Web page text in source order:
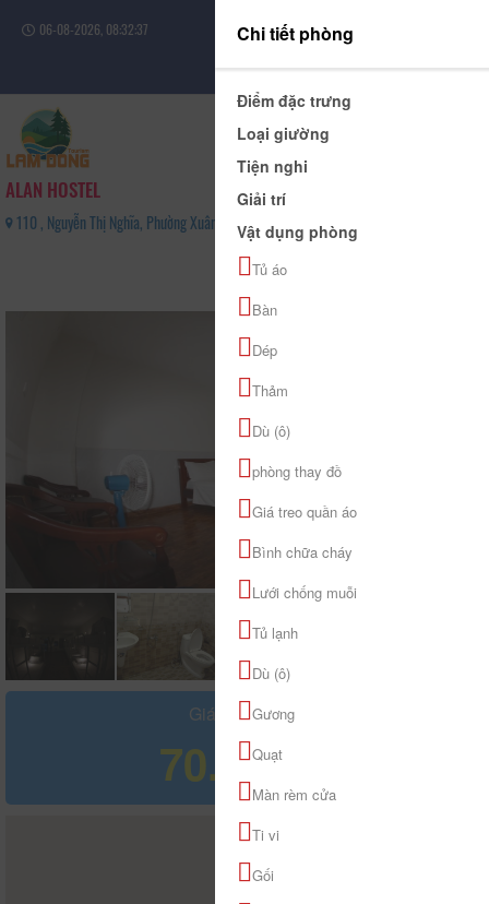
06-08-2026, 08:32:38
Đăng nhập
ALAN HOSTEL
110 , Nguyễn Thị Nghĩa, Phường Xuân Hương - Đà Lạt, Tỉnh Lâm Đồng - 02633571222
Giá tham khảo
70.000 đ
Chi tiết phòng
Điểm đặc trưng
Loại giường
Tiện nghi
Giải trí
Vật dụng phòng
Tủ áo
Bàn
Dép
Thảm
Dù (ô)
phòng thay đồ
Giá treo quần áo
Bình chữa cháy
Lưới chống muỗi
Tủ lạnh
Dù (ô)
Gương
Quạt
Màn rèm cửa
Ti vi
Gối